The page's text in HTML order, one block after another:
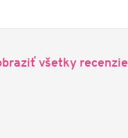
všetky recenzie